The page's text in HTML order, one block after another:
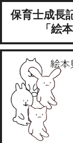
保育士成長
「絵